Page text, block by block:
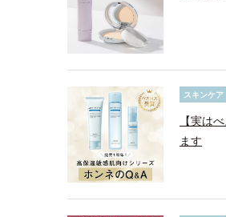
スキンケア
【実は
ます